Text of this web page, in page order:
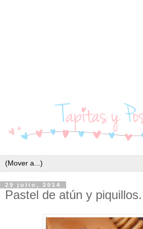
29 julio, 2014
Pastel de atún y piquillos.